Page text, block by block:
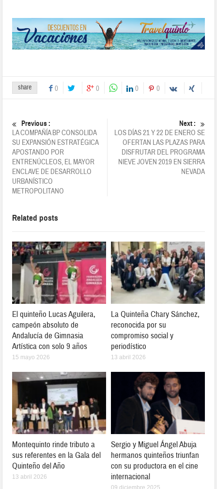
share 0 0 0 0
Previous :
LA COMPAÑÍA BP CONSOLIDA
SU EXPANSIÓN ESTRATÉGICA
APOSTANDO POR
ENTRENÚCLEOS, EL MAYOR
ENCLAVE DE DESARROLLO
URBANÍSTICO
METROPOLITANO
Next :
LOS DÍAS 21 Y 22 DE ENERO SE
OFERTAN LAS PLAZAS PARA
DISFRUTAR DEL PROGRAMA
NIEVE JOVEN 2019 EN SIERRA
NEVADA
Related posts
El quinteño Lucas Aguilera,
campeón absoluto de
Andalucía de Gimnasia
Artística con solo 9 años
15 mayo 2026
La Quinteña Chary Sánchez,
reconocida por su
compromiso social y
periodístico
13 abril 2026
Montequinto rinde tributo a
sus referentes en la Gala del
Quinteño del Año
13 abril 2026
Sergio y Miguel Ángel Abuja
hermanos quinteños triunfan
con su productora en el cine
internacional
09 diciembre 2025